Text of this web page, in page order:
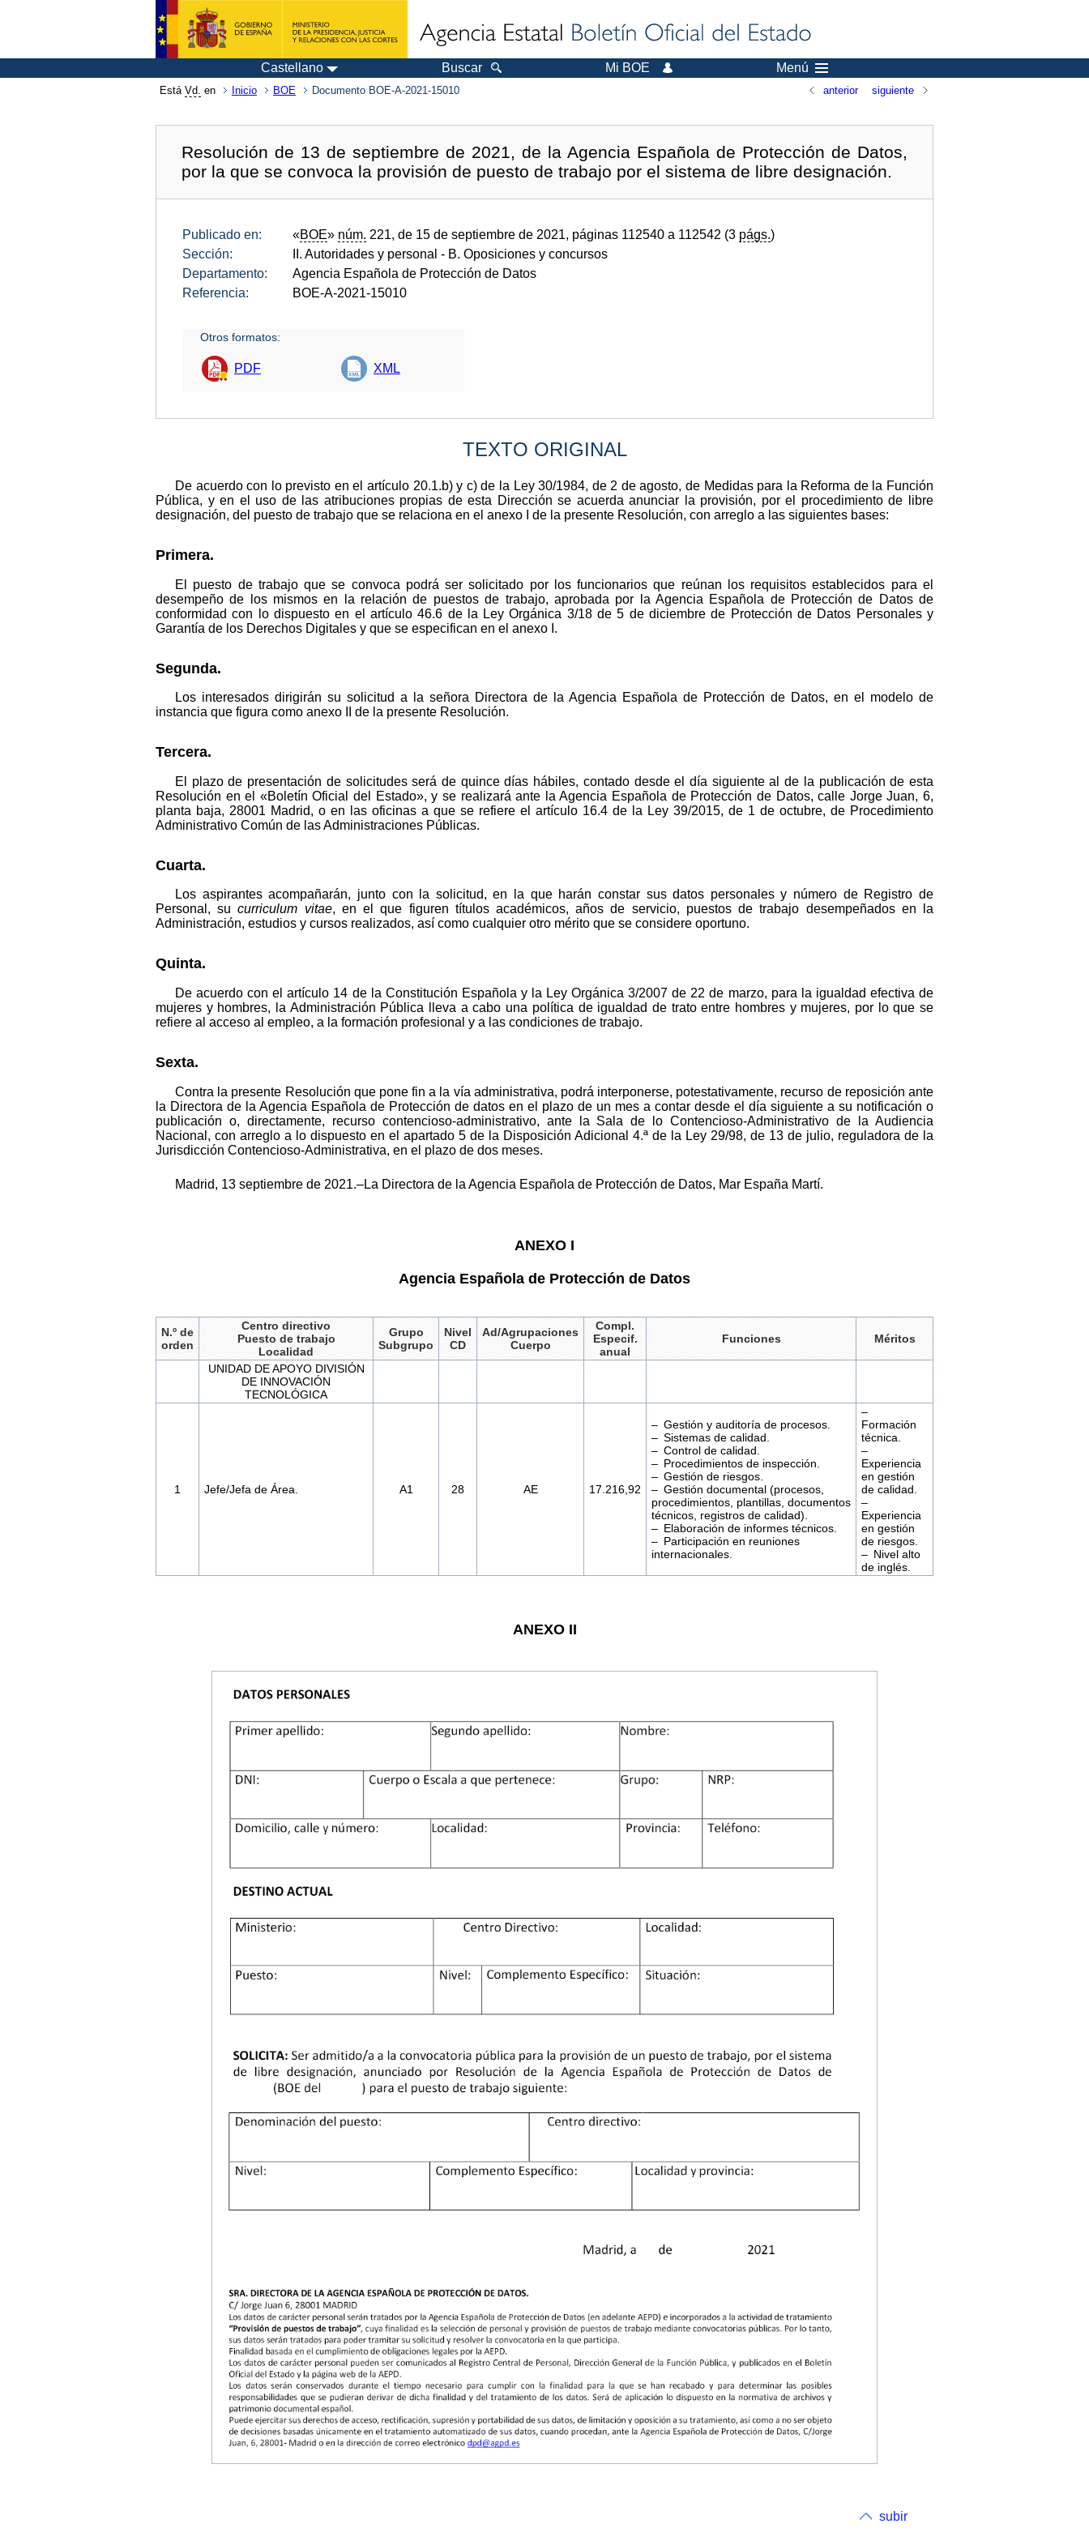
Castellano Buscar Mi BOE Menú
Está Vd. en Inicio BOE Documento BOE-A-2021-15010 anterior siguiente
Resolución de 13 de septiembre de 2021, de la Agencia Española de Protección de Datos,
por la que se convoca la provisión de puesto de trabajo por el sistema de libre designación.
Publicado en: «BOE» núm. 221, de 15 de septiembre de 2021, páginas 112540 a 112542 (3 págs.)
Sección:
II. Autoridades y personal - B. Oposiciones y concursos
Departamento:
Agencia Española de Protección de Datos
Referencia:
BOE-A-2021-15010
Otros formatos:
PDF XML
TEXTO ORIGINAL
De acuerdo con lo previsto en el artículo 20.1.b) y c) de la Ley 30/1984, de 2 de agosto, de Medidas para la Reforma de la Función
Pública, y en el uso de las atribuciones propias de esta Dirección se acuerda anunciar la provisión, por el procedimiento de libre
designación, del puesto de trabajo que se relaciona en el anexo I de la presente Resolución, con arreglo a las siguientes bases:
Primera.
El puesto de trabajo que se convoca podrá ser solicitado por los funcionarios que reúnan los requisitos establecidos para el
desempeño de los mismos en la relación de puestos de trabajo, aprobada por la Agencia Española de Protección de Datos de
conformidad con lo dispuesto en el artículo 46.6 de la Ley Orgánica 3/18 de 5 de diciembre de Protección de Datos Personales y
Garantía de los Derechos Digitales y que se especifican en el anexo I.
Segunda.
Los interesados dirigirán su solicitud a la señora Directora de la Agencia Española de Protección de Datos, en el modelo de
instancia que figura como anexo II de la presente Resolución.
Tercera.
El plazo de presentación de solicitudes será de quince días hábiles, contado desde el día siguiente al de la publicación de esta
Resolución en el «Boletín Oficial del Estado», y se realizará ante la Agencia Española de Protección de Datos, calle Jorge Juan, 6,
planta baja, 28001 Madrid, o en las oficinas a que se refiere el artículo 16.4 de la Ley 39/2015, de 1 de octubre, de Procedimiento
Administrativo Común de las Administraciones Públicas.
Cuarta.
Los aspirantes acompañarán, junto con la solicitud, en la que harán constar sus datos personales y número de Registro de
Personal, sucurriculum vitae, en el que figuren títulos académicos, años de servicio, puestos de trabajo desempeñados en la
Administración, estudios y cursos realizados, así como cualquier otro mérito que se considere oportuno.
Quinta.
De acuerdo con el artículo 14 de la Constitución Española y la Ley Orgánica 3/2007 de 22 de marzo, para la igualdad efectiva de
mujeres y hombres, la Administración Pública lleva a cabo una política de igualdad de trato entre hombres y mujeres, por lo que se
refiere al acceso al empleo, a la formación profesional y a las condiciones de trabajo.
Sexta.
Contra la presente Resolución que pone fin a la vía administrativa, podrá interponerse, potestativamente, recurso de reposición ante
la Directora de la Agencia Española de Protección de datos en el plazo de un mes a contar desde el día siguiente a su notificación o
publicación o, directamente, recurso contencioso-administrativo, ante la Sala de lo Contencioso-Administrativo de la Audiencia
Nacional, con arreglo a lo dispuesto en el apartado 5 de la Disposición Adicional 4.ª de la Ley 29/98, de 13 de julio, reguladora de la
Jurisdicción Contencioso-Administrativa, en el plazo de dos meses.
Madrid, 13 septiembre de 2021.–La Directora de la Agencia Española de Protección de Datos, Mar España Martí.
ANEXO I
Agencia Española de Protección de Datos
N.º de
orden
Centro directivo
Puesto de trabajo
Localidad
Grupo
Subgrupo
Nivel
CD
Ad/Agrupaciones
Cuerpo
Compl.
Especif.
anual
Funciones Méritos
UNIDAD DE APOYO DIVISIÓN
DE INNOVACIÓN
TECNOLÓGICA
1 Jefe/Jefa de Área. A1 28 AE 17.216,92
– Gestión y auditoría de procesos.
– Sistemas de calidad.
– Control de calidad.
– Procedimientos de inspección.
– Gestión de riesgos.
– Gestión documental (procesos,
procedimientos, plantillas, documentos
técnicos, registros de calidad).
– Elaboración de informes técnicos.
– Participación en reuniones
internacionales.
–
Formación
técnica.
–
Experiencia
en gestión
de calidad.
–
Experiencia
en gestión
de riesgos.
– Nivel alto
de inglés.
ANEXO II
subir